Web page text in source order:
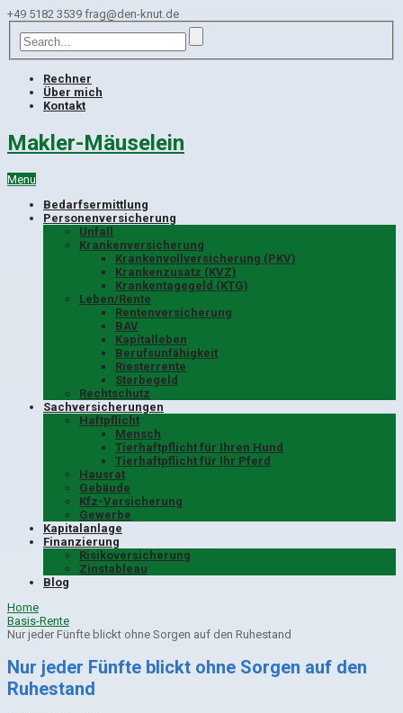
+49 5182 3539 frag@den-knut.de
Rechner
Über mich
Kontakt
Makler-Mäuselein
Menu
Bedarfsermittlung
Personenversicherung
Unfall
Krankenversicherung
Krankenvollversicherung (PKV)
Krankenzusatz (KVZ)
Krankentagegeld (KTG)
Leben/Rente
Rentenversicherung
BAV
Kapitalleben
Berufsunfähigkeit
Riesterrente
Sterbegeld
Rechtschutz
Sachversicherungen
Haftpflicht
Mensch
Tierhaftpflicht für Ihren Hund
Tierhaftpflicht für Ihr Pferd
Hausrat
Gebäude
Kfz-Versicherung
Gewerbe
Kapitalanlage
Finanzierung
Risikoversicherung
Zinstableau
Blog
Home
Basis-Rente
Nur jeder Fünfte blickt ohne Sorgen auf den Ruhestand
Nur jeder Fünfte blickt ohne Sorgen auf den
Ruhestand